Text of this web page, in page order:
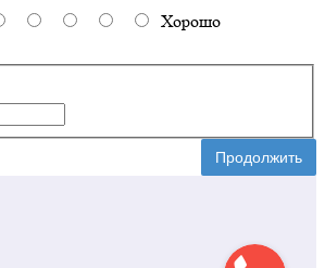
Хорошо
Продолжить